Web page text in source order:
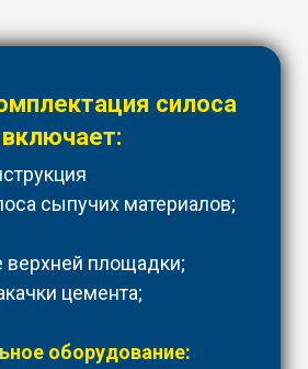
силоса
сыпучих материалов;
верхней площадки;
цемента;
оборудование: